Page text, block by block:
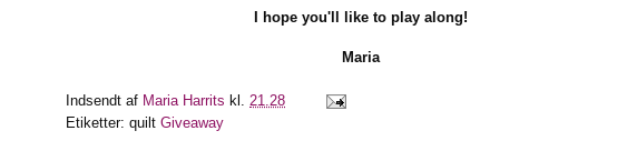
I hope you'll like to play along!
Maria
Indsendt af Maria Harrits kl. 21.28
Etiketter: quilt Giveaway